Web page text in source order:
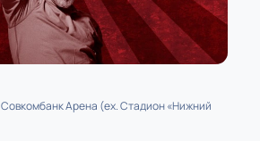
Совкомбанк Арена (ex. Стадион «Нижний